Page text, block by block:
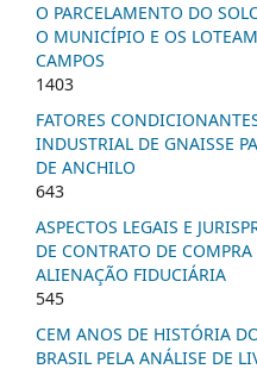
O PARCELAMENTO DO
O MUNICÍPIO E OS
CAMPOS
1403
FATORES
INDUSTRIAL DE GNAISSE
DE ANCHILO
643
ASPECTOS LEGAIS E
DE CONTRATO DE
ALIENAÇÃO FIDUCIÁRIA
545
CEM ANOS DE HISTÓRIA
BRASIL PELA ANÁLISE DE